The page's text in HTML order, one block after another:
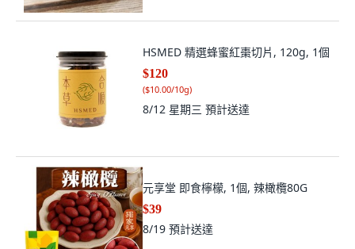
HSMED 精選蜂蜜紅棗切片, 120g, 1個
$120
($10.00/10g)
8/12 星期三 預計送達
元享堂 即食檸檬, 1個, 辣橄欖80G
$39
8/19 預計送達